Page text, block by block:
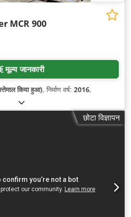
MCR 900
मूल्य जानकारी
किया हुआ), निर्माण वर्ष: 2016,
छोटा विज्ञापन